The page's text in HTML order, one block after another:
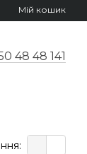
Мій кошик
48 48 141